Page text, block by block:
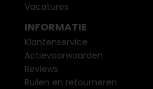
Vacatures
INFORMATIE
Klantenservice
Actievoorwaarden
Reviews
Ruilen en retourneren